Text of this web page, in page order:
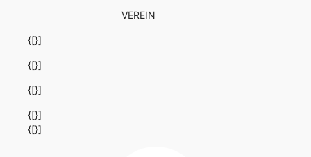
{[}]
{[}]
{[}]
VEREIN
{[}]
{[}]